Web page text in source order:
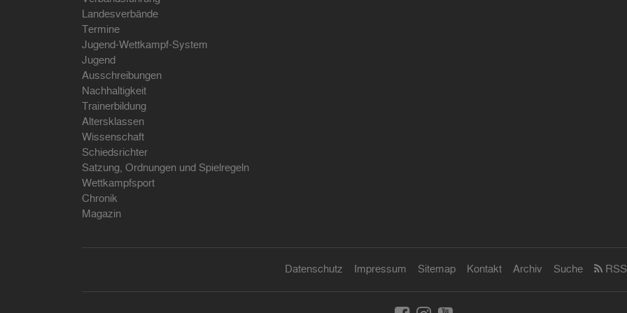
Landesverbände
Termine
Jugend-Wettkampf-System
Jugend
Ausschreibungen
Nachhaltigkeit
Trainerbildung
Altersklassen
Wissenschaft
Schiedsrichter
Satzung, Ordnungen und Spielregeln
Wettkampfsport
Chronik
Magazin
Datenschutz Impressum Sitemap Kontakt Archiv Suche